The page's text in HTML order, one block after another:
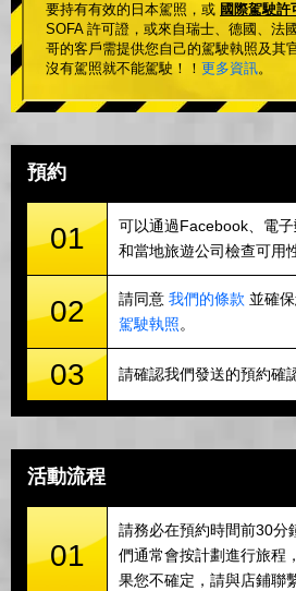
要持有有效的日本駕照，或 國際駕駛許
SOFA 許可證，或來自瑞士、德國、法
哥的客戶需提供您自己的駕駛執照及其
沒有駕照就不能駕駛！！ 更多資訊。
預約
01
可以通過Facebook、電
和當地旅遊公司檢查可用
02 請同意 我們的條款 並確
駕駛執照。
03 請確認我們發送的預約確
活動流程
01
請務必在預約時間前30分
們通常會按計劃進行旅程
果您不確定，請與店鋪聯